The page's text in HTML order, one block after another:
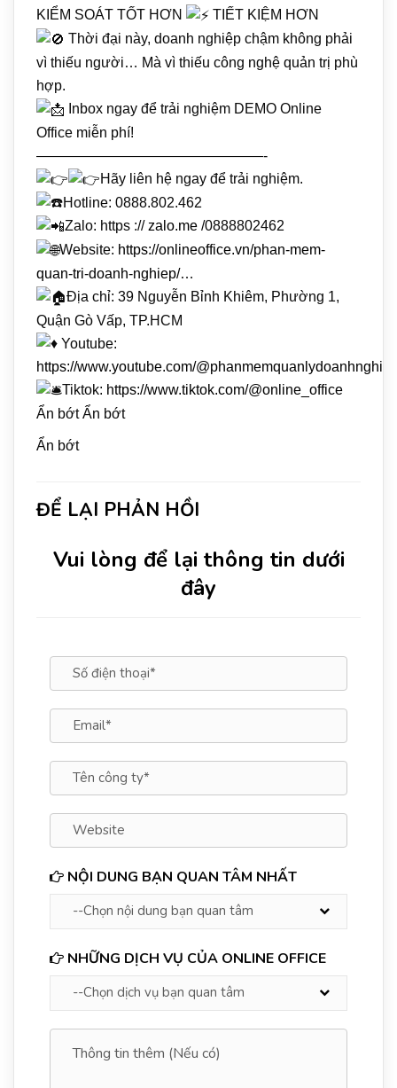
KIỂM SOÁT TỐT HƠN
TIẾT KIỆM HƠN
Thời đại này, doanh nghiệp chậm không phải
vì thiếu người… Mà vì thiếu công nghệ quản trị phù
hợp.
Inbox ngay để trải nghiệm DEMO Online
Office miễn phí!
————————————————-
Hãy liên hệ ngay để trải nghiệm.
Hotline: 0888.802.462
Zalo: https ://zalo.me /0888802462
Website: https://onlineoffice.vn/phan-mem-
quan-tri-doanh-nghiep/…
Địa chỉ: 39 Nguyễn Bỉnh Khiêm, Phường 1,
Quận Gò Vấp, TP.HCM
Youtube:
https://www.youtube.com/
Tiktok: https://www.tiktok.com/@online_office
Ẩn bớt Ẩn bớt
Ẩn bớt
ĐỂ LẠI PHẢN HỒI
Vui lòng để lại thông tin dưới
đây
NỘI DUNG BẠN QUAN TÂM NHẤT
NHỮNG DỊCH VỤ CỦA ONLINE OFFICE